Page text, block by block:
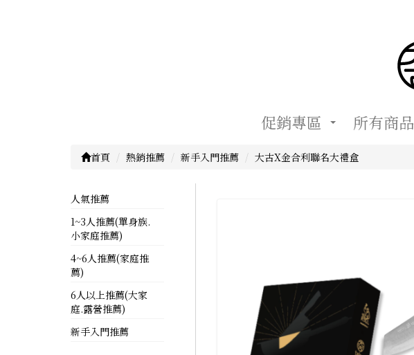
促銷專區 所有商品
首頁 熱銷推薦 新手入門推薦 大古X金合利聯名大禮盒
人氣推薦
1~3人推薦(單身族.
小家庭推薦)
4~6人推薦(家庭推
薦)
6人以上推薦(大家
庭.露營推薦)
新手入門推薦